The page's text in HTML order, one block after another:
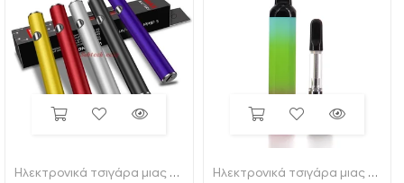
Ηλεκτρονικά τσιγάρα μιας χρήσης
Ηλεκτρονικά τσιγάρα μιας χρήσης